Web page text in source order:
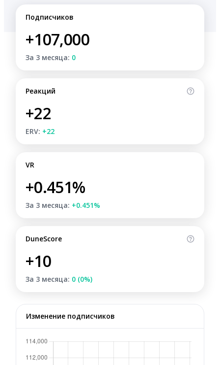
Подписчиков
+107,000
За 3 месяца: 0
Реакций
+22
ERV: +22
VR
+0.451%
За 3 месяца: +0.451%
DuneScore
+10
За 3 месяца: 0 (0%)
Изменение подписчиков